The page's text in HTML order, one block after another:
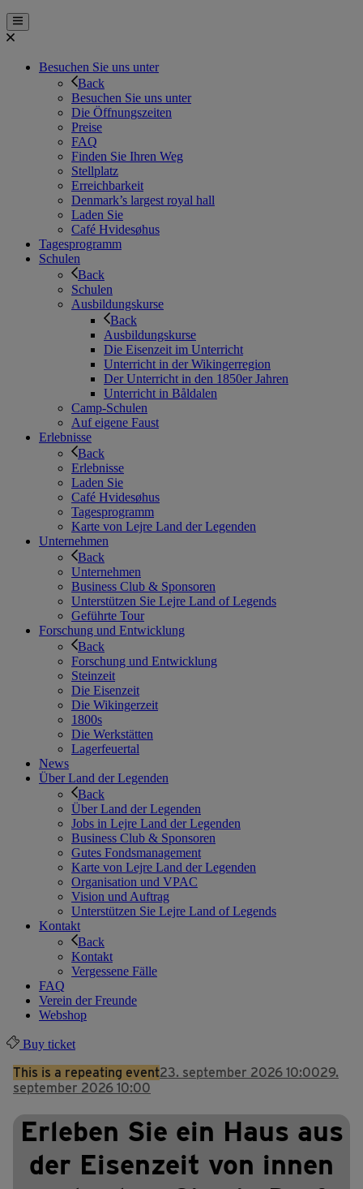
Besuchen Sie uns unter
Back
Besuchen Sie uns unter
Die Öffnungszeiten
Preise
FAQ
Finden Sie Ihren Weg
Stellplatz
Erreichbarkeit
Denmark’s largest royal hall
Laden Sie
Café Hvidesøhus
Tagesprogramm
Schulen
Back
Schulen
Ausbildungskurse
Back
Ausbildungskurse
Die Eisenzeit im Unterricht
Unterricht in der Wikingerregion
Der Unterricht in den 1850er Jahren
Unterricht in Båldalen
Camp-Schulen
Auf eigene Faust
Erlebnisse
Back
Erlebnisse
Laden Sie
Café Hvidesøhus
Tagesprogramm
Karte von Lejre Land der Legenden
Unternehmen
Back
Unternehmen
Business Club & Sponsoren
Unterstützen Sie Lejre Land of Legends
Geführte Tour
Forschung und Entwicklung
Back
Forschung und Entwicklung
Steinzeit
Die Eisenzeit
Die Wikingerzeit
1800s
Die Werkstätten
Lagerfeuertal
News
Über Land der Legenden
Back
Über Land der Legenden
Jobs in Lejre Land der Legenden
Business Club & Sponsoren
Gutes Fondsmanagement
Karte von Lejre Land der Legenden
Organisation und VPAC
Vision und Auftrag
Unterstützen Sie Lejre Land of Legends
Kontakt
Back
Kontakt
Vergessene Fälle
FAQ
Verein der Freunde
Webshop
Buy ticket
This is a repeating event23. september 2026 10:0029.
september 2026 10:00
Erleben Sie ein Haus aus
der Eisenzeit von innen